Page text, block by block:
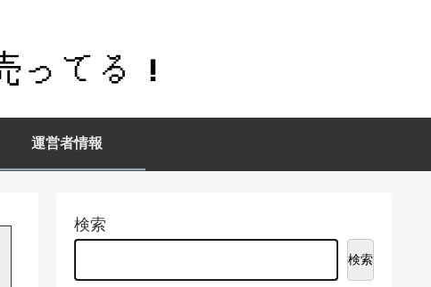
運営者情報
検索
検索